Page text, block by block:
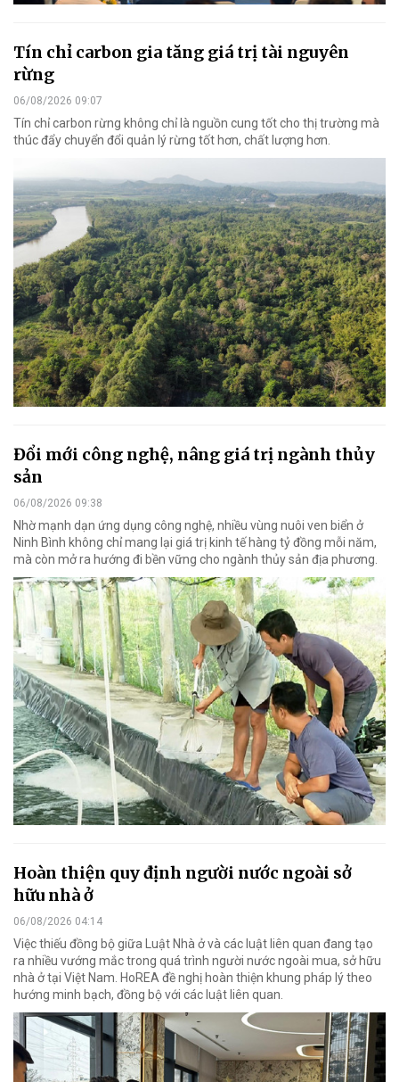
Tín chỉ carbon gia tăng giá trị tài nguyên
rừng
06/08/2026 09:07
Tín chỉ carbon rừng không chỉ là nguồn cung tốt cho thị trường mà
thúc đẩy chuyển đổi quản lý rừng tốt hơn, chất lượng hơn.
Đổi mới công nghệ, nâng giá trị ngành thủy
sản
06/08/2026 09:38
Nhờ mạnh dạn ứng dụng công nghệ, nhiều vùng nuôi ven biển ở
Ninh Bình không chỉ mang lại giá trị kinh tế hàng tỷ đồng mỗi năm,
mà còn mở ra hướng đi bền vững cho ngành thủy sản địa phương.
Hoàn thiện quy định người nước ngoài sở
hữu nhà ở
06/08/2026 04:14
Việc thiếu đồng bộ giữa Luật Nhà ở và các luật liên quan đang tạo
ra nhiều vướng mắc trong quá trình người nước ngoài mua, sở hữu
nhà ở tại Việt Nam. HoREA đề nghị hoàn thiện khung pháp lý theo
hướng minh bạch, đồng bộ với các luật liên quan.